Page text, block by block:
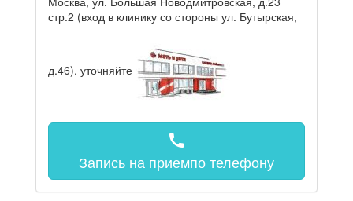
стр.2 (вход в клинику со стороны ул. Бутырская,
д.46). уточняйте
call
Запись на приемпо телефону